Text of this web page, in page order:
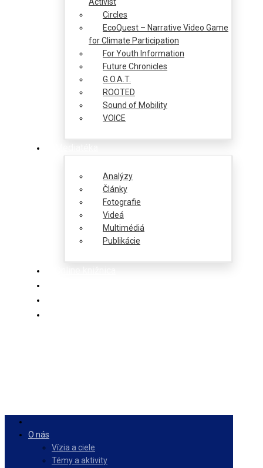
Circles
EcoQuest – Narrative Video Game
for Climate Participation
For Youth Information
Future Chronicles
G.O.A.T.
ROOTED
Sound of Mobility
VOICE
Analýzy
Články
Fotografie
Videá
Multimédiá
Publikácie
O nás
Vízia a ciele
Témy a aktivity